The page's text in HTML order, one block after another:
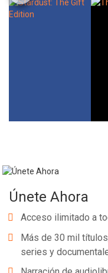
Únete Ahora
Acceso ilimitado a
Más de 30 mil
series y